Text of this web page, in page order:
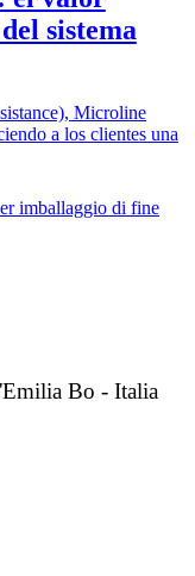
sistema
Microline
a los clientes una
Bo - Italia